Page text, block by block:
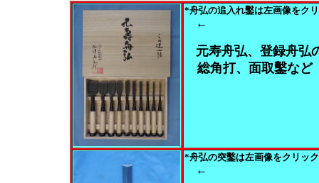
*舟弘の追入れ鑿は左画像をク
←
元寿舟弘、登録舟弘
総角打、面取鑿など
*舟弘の突鑿は左画像をクリック
←